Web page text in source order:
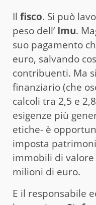
Il fisco. Si può
peso dell’ Imu.
suo pagamento
euro, salvando
contribuenti. Ma
finanziario (che
calcoli tra 2,5 e
esigenze più
etiche- è
imposta
immobili di
milioni di euro.
E il responsabile